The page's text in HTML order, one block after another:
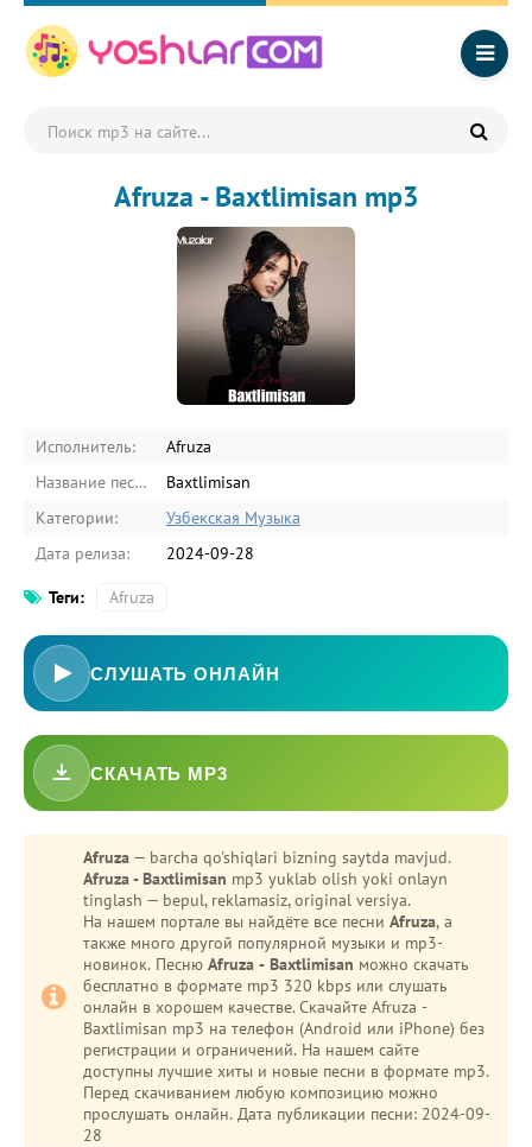
Afruza - Baxtlimisan mp3
Исполнитель:
Afruza
Название песни:
Baxtlimisan
Категории:
Узбекская Музыка
Дата релиза:
2024-09-28
Теги: Afruza
СЛУШАТЬ ОНЛАЙН
СКАЧАТЬ MP3
Afruza — barcha qo'shiqlari bizning saytda mavjud.
Afruza - Baxtlimisan mp3 yuklab olish yoki onlayn
tinglash — bepul, reklamasiz, original versiya.
На нашем портале вы найдёте все песни Afruza, а
также много другой популярной музыки и mp3-
новинок. Песню Afruza - Baxtlimisan можно скачать
бесплатно в формате mp3 320 kbps или слушать
онлайн в хорошем качестве. Скачайте Afruza -
Baxtlimisan mp3 на телефон (Android или iPhone) без
регистрации и ограничений. На нашем сайте
доступны лучшие хиты и новые песни в формате mp3.
Перед скачиванием любую композицию можно
прослушать онлайн. Дата публикации песни: 2024-09-
28
Oshiq edim